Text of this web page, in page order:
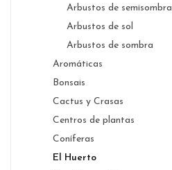
Arbustos de semisombra
Arbustos de sol
Arbustos de sombra
Aromáticas
Bonsais
Cactus y Crasas
Centros de plantas
Coníferas
El Huerto